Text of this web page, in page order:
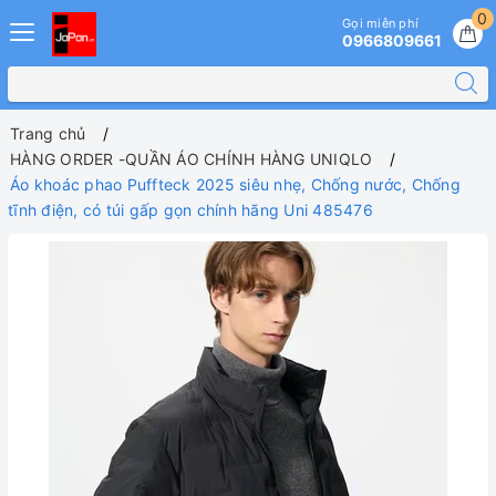
0
Gọi miễn phí
0966809661
Trang chủ
HÀNG ORDER -QUẦN ÁO CHÍNH HÀNG UNIQLO
Áo khoác phao Puffteck 2025 siêu nhẹ, Chống nước, Chống
tĩnh điện, có túi gấp gọn chính hãng Uni 485476